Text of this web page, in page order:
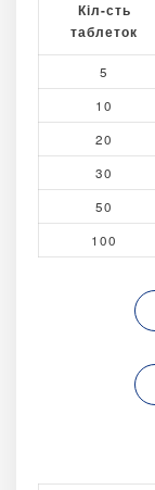
Кіл-сть
таблеток
5
10
20
30
50
100